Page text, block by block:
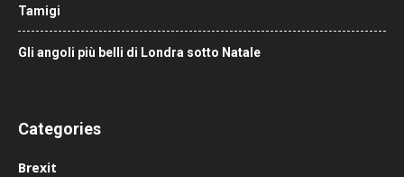
Tamigi
Gli angoli più belli di Londra sotto Natale
Categories
Brexit